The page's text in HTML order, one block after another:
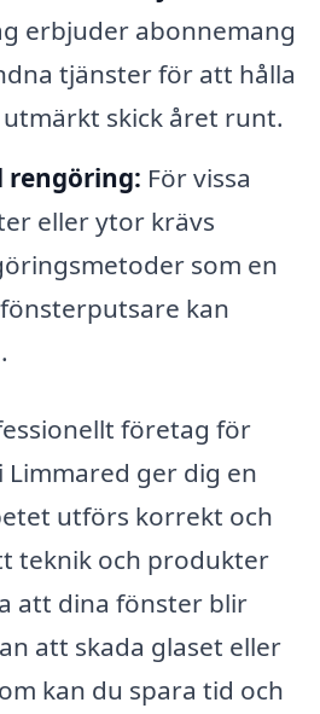
erbjuder abonnemang
tjänster för att hålla
skick året runt.
rengöring: För vissa
eller ytor krävs
som en
kan
företag för
ger dig en
utförs korrekt och
teknik och produkter
att dina fönster blir
att skada glaset eller
kan du spara tid och